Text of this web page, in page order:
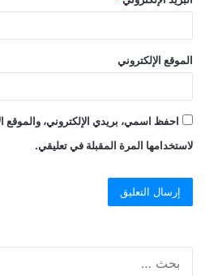
الموقع الإلكتروني
احفظ اسمي، بريدي الإلكتروني، والموقع
لاستخدامها المرة المقبلة في تعليقي.